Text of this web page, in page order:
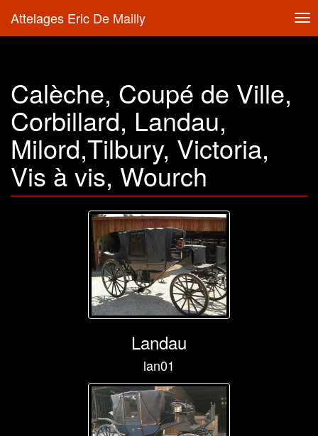
Attelages Eric De Mailly
Calèche, Coupé de Ville,
Corbillard, Landau,
Milord,Tilbury, Victoria,
Vis à vis, Wourch
Landau
lan01